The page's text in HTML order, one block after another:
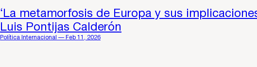
‘La metamorfosis de Europa y sus
Luis Pontijas Calderón
Política Internacional — Feb 11, 2026